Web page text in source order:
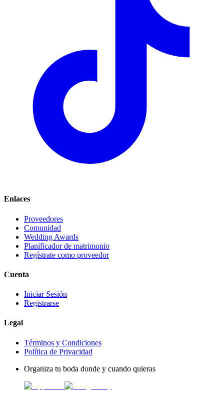
Enlaces
Proveedores
Comunidad
Wedding Awards
Planificador de matrimonio
Regístrate como proveedor
Cuenta
Iniciar Sesión
Registrarse
Legal
Términos y Condiciones
Política de Privacidad
Organiza tu boda donde y cuando quieras